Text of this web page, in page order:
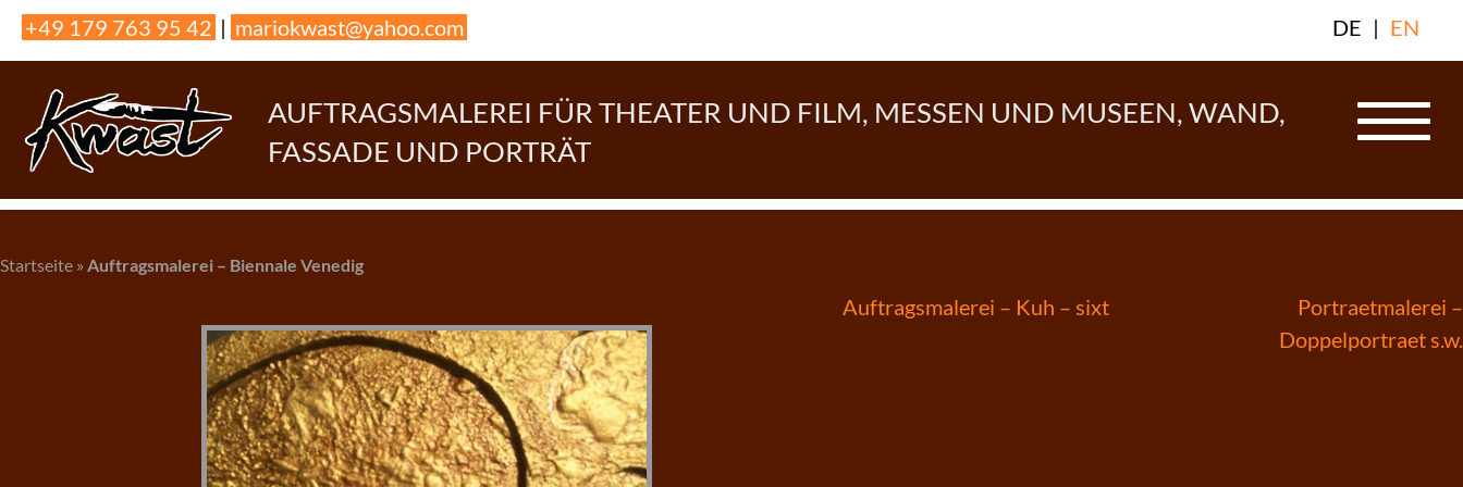
Skip+49 179 763 95 42 | mariokwast@yahoo.com DE | EN
AUFTRAGSMALEREI FÜR THEATER UND FILM, MESSEN UND MUSEEN, WAND,
FASSADE UND PORTRÄT
Startseite » Auftragsmalerei – Biennale Venedig
Beitragsnavigation
Auftragsmalerei – Kuh – sixt
Portraetmalerei –
Doppelportraet s.w.